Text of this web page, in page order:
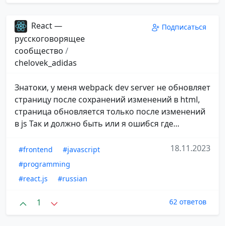
React —
русскоговорящее
сообщество /
chelovek_adidas
Подписаться
Знатоки, у меня webpack dev server не обновляет
страницу после сохранений изменений в html,
страница обновляется только после изменений
в js Так и должно быть или я ошибся где...
#frontend
#javascript
#programming
#react.js
#russian
18.11.2023
1 62 ответов